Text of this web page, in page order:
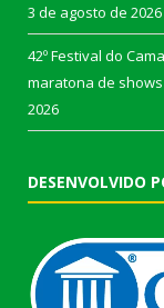
3 de agosto de 2026
42º Festival do
maratona de
2026
DESENVOLVIDO